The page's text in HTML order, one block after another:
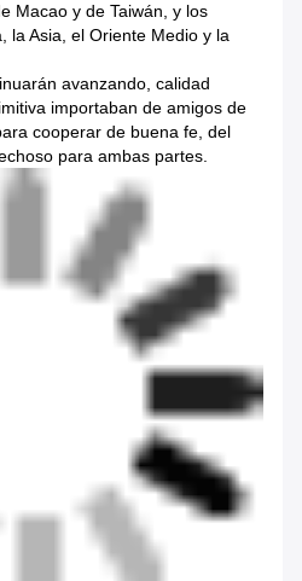
Macao y de Taiwán, y los
la Asia, el Oriente Medio y la
avanzando, calidad
importaban de amigos de
cooperar de buena fe, del
para ambas partes.